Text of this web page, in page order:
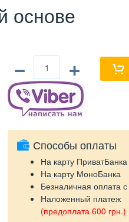
основе
− +
Способы оплаты
На карту ПриватБанка
На карту МоноБанка
Безналичная оплата
Наложенный платеж
(предоплата 600 грн.)